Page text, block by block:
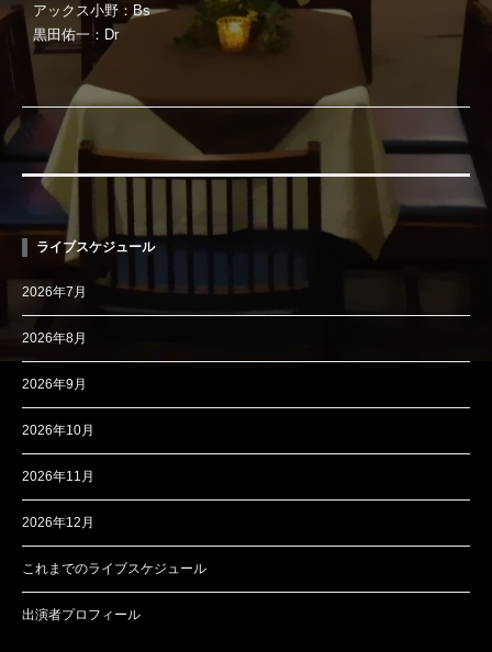
アックス小野：Bs
黒田佑一：Dr
ライブスケジュール
2026年7月
2026年8月
2026年9月
2026年10月
2026年11月
2026年12月
これまでのライブスケジュール
出演者プロフィール